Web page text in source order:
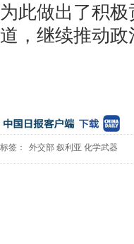
为此做出了积
道，继续推动政
标签： 外交部 叙利亚 化学武器